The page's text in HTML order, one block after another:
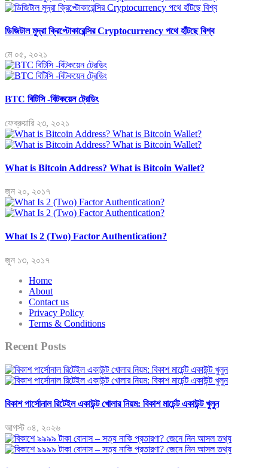
ডিজিটাল মুদ্রা ক্রিপ্টোকারেন্সির Cryptocurrency পথে হাঁটছে বিশ্ব
মে ০৫, ২০২১
BTC বিটিসি -বিটকয়েন ট্রেডিং
ফেব্রুয়ারি ২৩, ২০২১
What is Bitcoin Address? What is Bitcoin Wallet?
জুন ২০, ২০১৭
What Is 2 (Two) Factor Authentication?
জুন ১৩, ২০১৭
Home
About
Contact us
Privacy Policy
Terms & Conditions
Recent Posts
বিকাশ পার্সোনাল রিটেইল একাউন্ট খোলার নিয়ম: বিকাশ মার্চেন্ট একাউন্ট খুলুন
আগস্ট ০৪, ২০২৬